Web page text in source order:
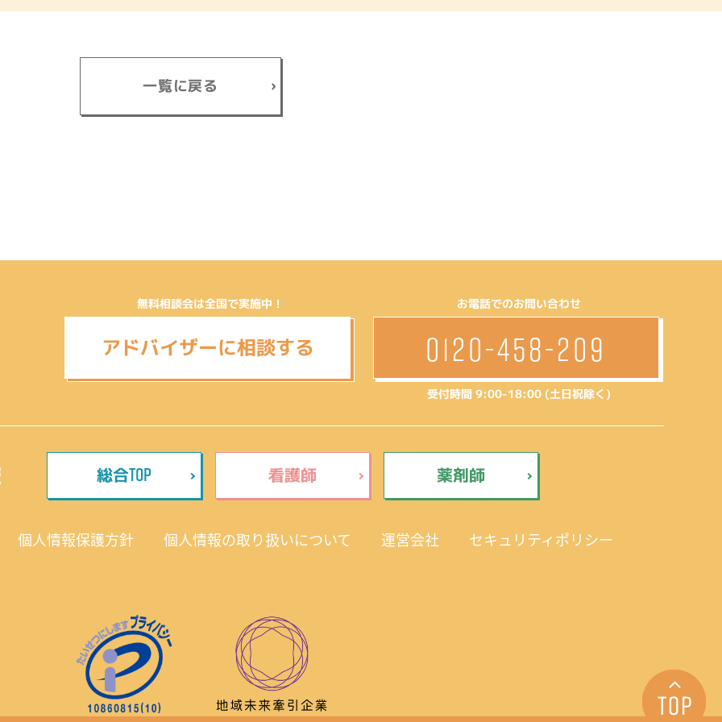
一覧に戻る
無料相談会は全国で実施中！
アドバイザーに相談する
お電話でのお問い合わせ
0120-458-209
受付時間 9:00-18:00 (土日祝除く)
総合TOP 看護師 薬剤師
個人情報保護方針 個人情報の取り扱いについて 運営会社 セキュリティポリシー